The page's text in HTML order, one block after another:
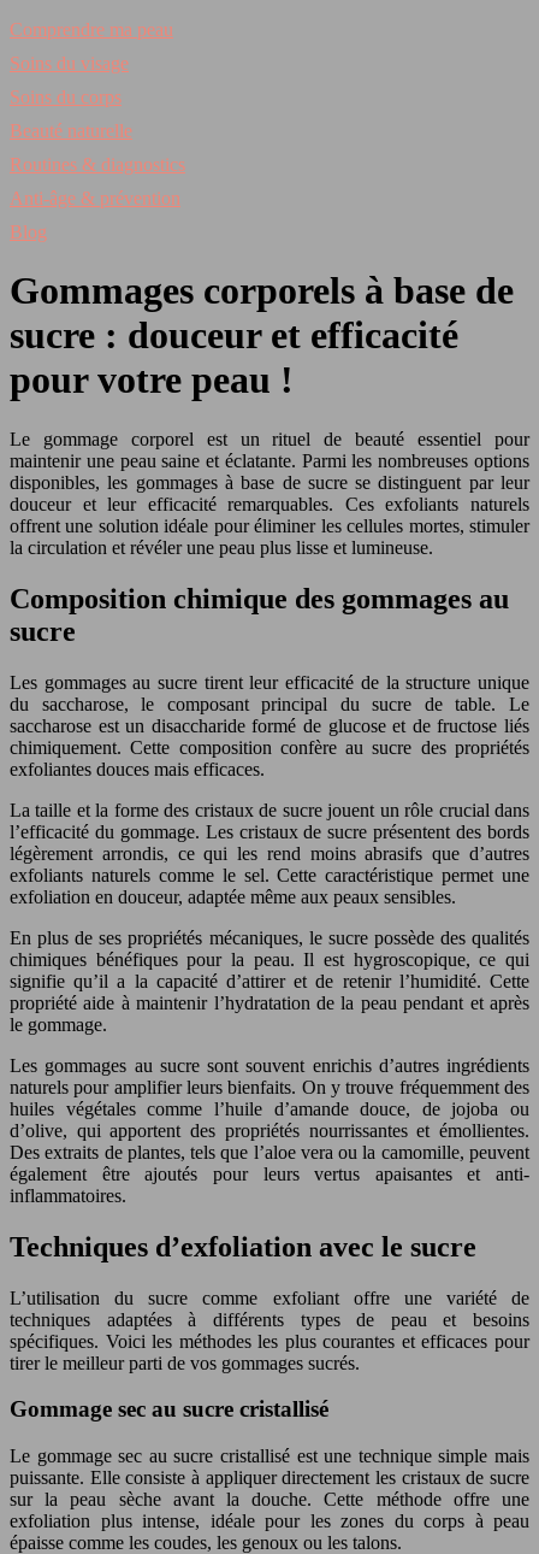
Comprendre ma peau
Soins du visage
Soins du corps
Beauté naturelle
Routines & diagnostics
Anti‑âge & prévention
Blog
Gommages corporels à base de
sucre : douceur et efficacité
pour votre peau !
Le gommage corporel est un rituel de beauté essentiel pour
maintenir une peau saine et éclatante. Parmi les nombreuses options
disponibles, les gommages à base de sucre se distinguent par leur
douceur et leur efficacité remarquables. Ces exfoliants naturels
offrent une solution idéale pour éliminer les cellules mortes, stimuler
la circulation et révéler une peau plus lisse et lumineuse.
Composition chimique des gommages au
sucre
Les gommages au sucre tirent leur efficacité de la structure unique
du saccharose, le composant principal du sucre de table. Le
saccharose est un disaccharide formé de glucose et de fructose liés
chimiquement. Cette composition confère au sucre des propriétés
exfoliantes douces mais efficaces.
La taille et la forme des cristaux de sucre jouent un rôle crucial dans
l’efficacité du gommage. Les cristaux de sucre présentent des bords
légèrement arrondis, ce qui les rend moins abrasifs que d’autres
exfoliants naturels comme le sel. Cette caractéristique permet une
exfoliation en douceur, adaptée même aux peaux sensibles.
En plus de ses propriétés mécaniques, le sucre possède des qualités
chimiques bénéfiques pour la peau. Il est hygroscopique, ce qui
signifie qu’il a la capacité d’attirer et de retenir l’humidité. Cette
propriété aide à maintenir l’hydratation de la peau pendant et après
le gommage.
Les gommages au sucre sont souvent enrichis d’autres ingrédients
naturels pour amplifier leurs bienfaits. On y trouve fréquemment des
huiles végétales comme l’huile d’amande douce, de jojoba ou
d’olive, qui apportent des propriétés nourrissantes et émollientes.
Des extraits de plantes, tels que l’aloe vera ou la camomille, peuvent
également être ajoutés pour leurs vertus apaisantes et anti-
inflammatoires.
Techniques d’exfoliation avec le sucre
L’utilisation du sucre comme exfoliant offre une variété de
techniques adaptées à différents types de peau et besoins
spécifiques. Voici les méthodes les plus courantes et efficaces pour
tirer le meilleur parti de vos gommages sucrés.
Gommage sec au sucre cristallisé
Le gommage sec au sucre cristallisé est une technique simple mais
puissante. Elle consiste à appliquer directement les cristaux de sucre
sur la peau sèche avant la douche. Cette méthode offre une
exfoliation plus intense, idéale pour les zones du corps à peau
épaisse comme les coudes, les genoux ou les talons.